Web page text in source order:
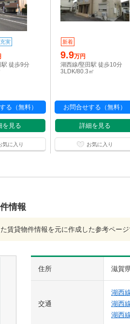
実
徒歩9分
る（無料）
を見る
気に入り
新着
9.9万円
湖西線/堅田駅 徒歩10分
3LDK/80.3㎡
お問合せする（無料）
詳細を見る
お気に入り
情報
賃貸物件情報を元に作成した参考ページ
住所 滋賀
交通
湖西
湖西
湖西